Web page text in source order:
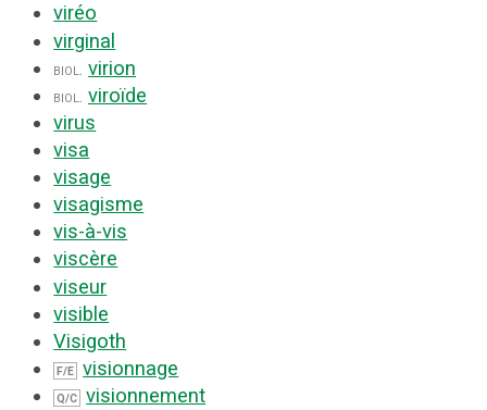
viréo
virginal
biol. virion
biol.
viroïde
virus
visa
visage
visagisme
vis-à-vis
viscère
viseur
visible
Visigoth
F/E visionnage
Q/C visionnement